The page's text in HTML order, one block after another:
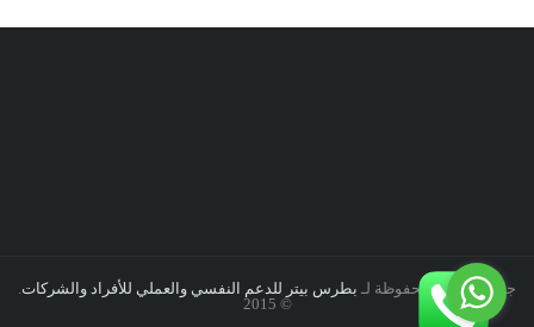
جميع الحقوق محفوظة لـ بطرس بيتر للدعم النفسي والعملي للأفراد والشركات.
© 2015